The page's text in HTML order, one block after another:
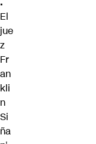
El
jue
z
Fr
an
kli
n
Si
ña